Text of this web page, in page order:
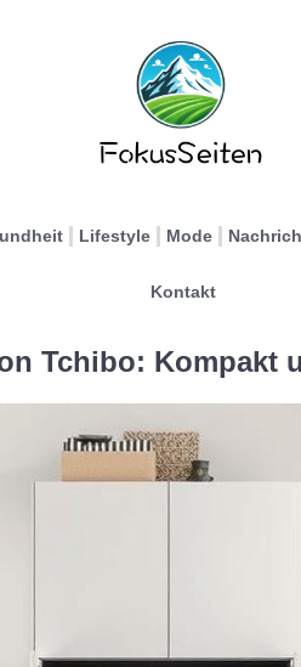
Lifestyle Mode
Kontakt
Tchibo: Kompakt